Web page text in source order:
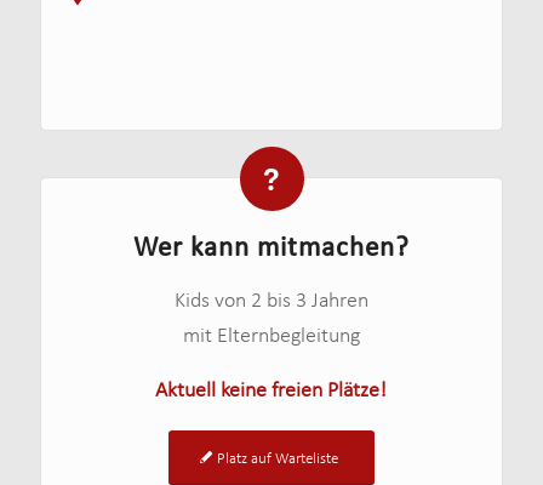
Wer kann mitmachen?
Kids von 2 bis 3 Jahren
mit Elternbegleitung
Aktuell keine freien Plätze!
Platz auf Warteliste